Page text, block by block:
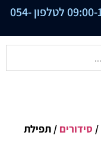
054-
/ סידורים / תפילת